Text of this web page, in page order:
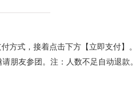
方式，接着点击下方【立即支付
朋友参团。注：人数不足自动退款